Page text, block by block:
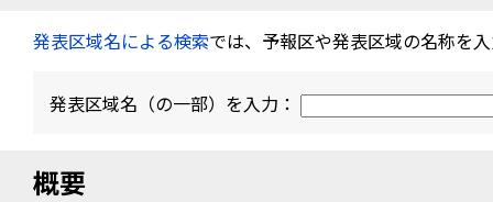
発表区域名による検索では、予報区や発表区域の名称を
発表区域名（の一部）を入力：
概要